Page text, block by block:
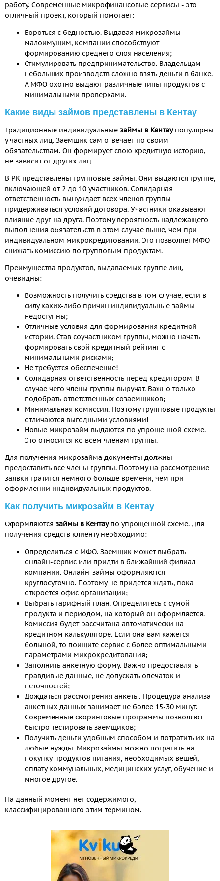
работу. Современные микрофинансовые сервисы - это
отличный проект, который помогает:
Бороться с бедностью. Выдавая микрозаймы
малоимущим, компании способствуют
формированию среднего слоя населения;
Стимулировать предпринимательство. Владельцам
небольших производств сложно взять деньги в банке.
А МФО охотно выдают различные типы продуктов с
минимальными проверками.
Какие виды займов представлены в Кентау
Традиционные индивидуальные займы в Кентаупопулярны
у частных лиц. Заемщик сам отвечает по своим
обязательствам. Он формирует свою кредитную историю,
не зависит от других лиц.
В РК представлены групповые займы. Они выдаются группе,
включающей от 2 до 10 участников. Солидарная
ответственность вынуждает всех членов группы
придерживаться условий договора. Участники оказывают
влияние друг на друга. Поэтому вероятность надлежащего
выполнения обязательств в этом случае выше, чем при
индивидуальном микрокредитовании. Это позволяет МФО
снижать комиссию по групповым продуктам.
Преимущества продуктов, выдаваемых группе лиц,
очевидны:
Возможность получить средства в том случае, если в
силу каких-либо причин индивидуальные займы
недоступны;
Отличные условия для формирования кредитной
истории. Став соучастником группы, можно начать
формировать свой кредитный рейтинг с
минимальными рисками;
Не требуется обеспечение!
Солидарная ответственность перед кредитором. В
случае чего члены группы выручат. Важно только
подобрать ответственных созаемщиков;
Минимальная комиссия. Поэтому групповые продукты
отличаются выгодными условиями!
Новые микрозайм выдаются по упрощенной схеме.
Это относится ко всем членам группы.
Для получения микрозайма документы должны
предоставить все члены группы. Поэтому на рассмотрение
заявки тратится немного больше времени, чем при
оформлении индивидуальных продуктов.
Как получить микрозайм в Кентау
Оформляются займы в Кентаупо упрощенной схеме. Для
получения средств клиенту необходимо:
Определиться с МФО. Заемщик может выбрать
онлайн-сервис или придти в ближайший филиал
компании. Онлайн-займы оформляются
круглосуточно. Поэтому не придется ждать, пока
откроется офис организации;
Выбрать тарифный план. Определитесь с сумой
продукта и периодом, на который он оформляется.
Комиссия будет рассчитана автоматически на
кредитном калькуляторе. Если она вам кажется
большой, то поищите сервис с более оптимальными
параметрами микрокредитования;
Заполнить анкетную форму. Важно предоставлять
правдивые данные, не допускать опечаток и
неточностей;
Дождаться рассмотрения анкеты. Процедура анализа
анкетных данных занимает не более 15-30 минут.
Современные скоринговые программы позволяют
быстро тестировать заемщиков;
Получить деньги удобным способом и потратить их на
любые нужды. Микрозаймы можно потратить на
покупку продуктов питания, необходимых вещей,
оплату коммунальных, медицинских услуг, обучение и
многое другое.
На данный момент нет содержимого,
классифицированного этим термином.